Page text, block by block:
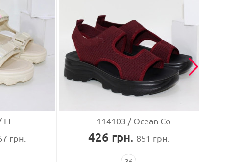
LF
грн.
114103 Ocean Co
426 грн. 851грн.